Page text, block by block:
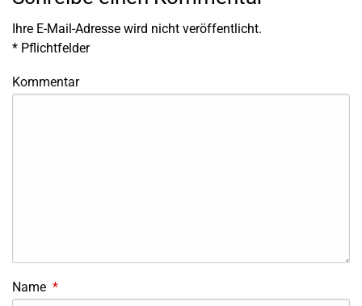
Ihre E-Mail-Adresse wird nicht veröffentlicht.
* Pflichtfelder
Kommentar
Name *